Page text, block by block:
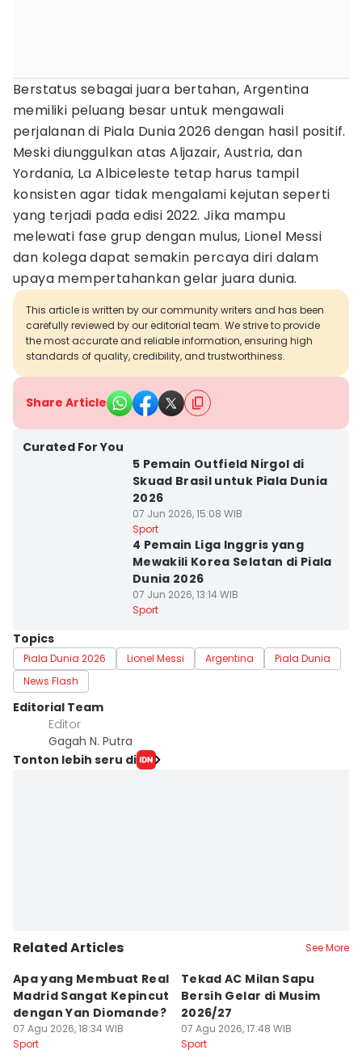
Berstatus sebagai juara bertahan, Argentina
memiliki peluang besar untuk mengawali
perjalanan di Piala Dunia 2026 dengan hasil positif.
Meski diunggulkan atas Aljazair, Austria, dan
Yordania, La Albiceleste tetap harus tampil
konsisten agar tidak mengalami kejutan seperti
yang terjadi pada edisi 2022. Jika mampu
melewati fase grup dengan mulus, Lionel Messi
dan kolega dapat semakin percaya diri dalam
upaya mempertahankan gelar juara dunia.
This article is written by our community writers and has been
carefully reviewed by our editorial team. We strive to provide
the most accurate and reliable information, ensuring high
standards of quality, credibility, and trustworthiness.
Share Article
Curated For You
5 Pemain Outfield Nirgol di
Skuad Brasil untuk Piala Dunia
2026
07 Jun 2026, 15:08 WIB
Sport
4 Pemain Liga Inggris yang
Mewakili Korea Selatan di Piala
Dunia 2026
07 Jun 2026, 13:14 WIB
Sport
Topics
Piala Dunia 2026 Lionel Messi Argentina
Piala Dunia
News Flash
Editorial Team
Editor
Gagah N. Putra
Tonton lebih seru di
Related Articles See More
Apa yang Membuat Real
Madrid Sangat Kepincut
dengan Yan Diomande?
07 Agu 2026, 18:34 WIB
Sport
Tekad AC Milan Sapu
Bersih Gelar di Musim
2026/27
07 Agu 2026, 17:48 WIB
Sport